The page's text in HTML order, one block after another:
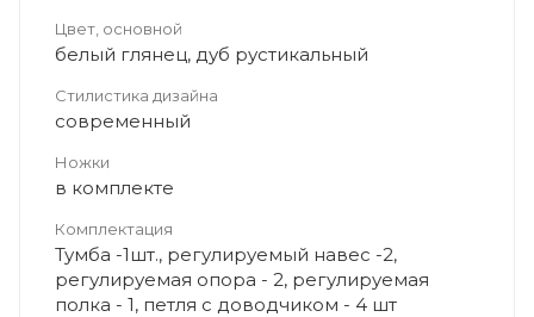
Цвет, основной
белый глянец, дуб рустикальный
Стилистика дизайна
современный
Ножки
в комплекте
Комплектация
Тумба -1шт., регулируемый навес -2,
регулируемая опора - 2, регулируемая
полка - 1, петля с доводчиком - 4 шт